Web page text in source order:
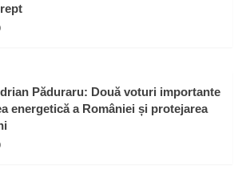
Păduraru: Două voturi importante
energetică a României și protejarea